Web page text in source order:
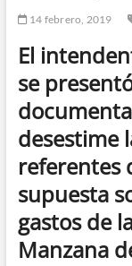
14 febrero, 2019
El
se
desestime
referentes
supuesta
gastos de
Manzana